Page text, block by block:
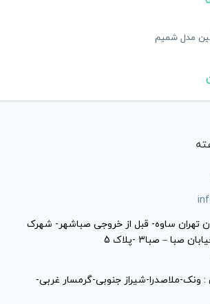
مدل شمیم
تهران ساوه- قبل از خروجی صباشهر- شهرک
صبا – صبا3 -پلاک 5
ونک-ملاصدرا-شیراز جنوبی-گرمسار غربی-